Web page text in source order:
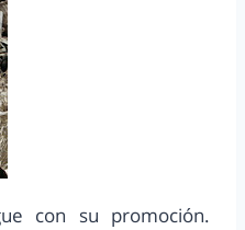
con su promoción.